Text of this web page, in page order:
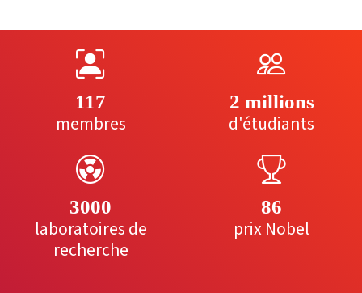
117
membres
2 millions
d'étudiants
3000
laboratoires de
recherche
86
prix Nobel